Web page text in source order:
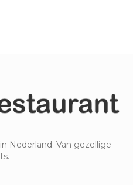
Nederland. Van gezellige